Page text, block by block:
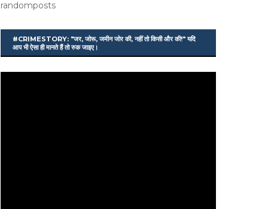
randomposts
#CRIMESTORY: "जर, जोरू, जमीन जोर की, नहीं तो किसी और की!" यदि
आप भी ऐसा ही मानते हैं तो रुक जाइए।